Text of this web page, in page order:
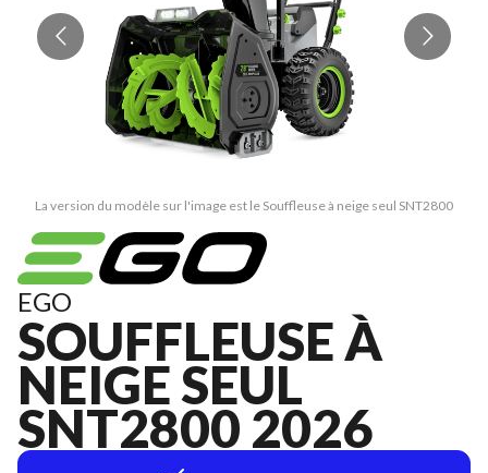
La version du modèle sur l'image est le Souffleuse à neige seul SNT2800
EGO
SOUFFLEUSE À
NEIGE SEUL
SNT2800 2026